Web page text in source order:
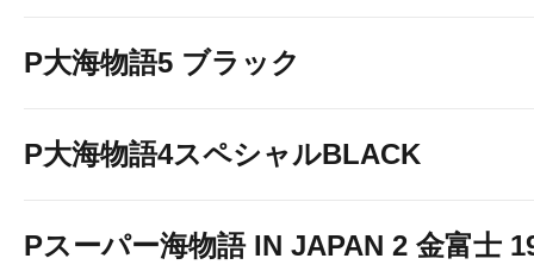
P大海物語5 ブラック
P大海物語4スペシャルBLACK
Pスーパー海物語 IN JAPAN 2 金富士